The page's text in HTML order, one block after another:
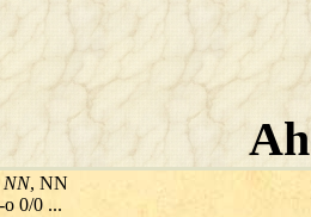
NN, NN
o 0/0 ...